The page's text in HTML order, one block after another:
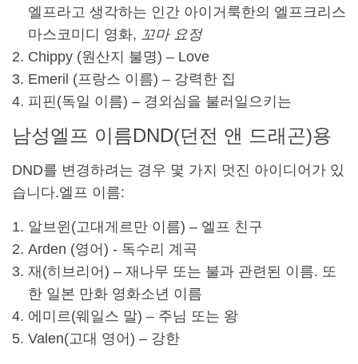
엘프라고 생각하는 인간 아이 거룩한의 엘프크리스
마스코미디 영화, 꼬마 요정
Chippy (원산지 불명) – Love
Emeril (프랑스 이름) – 강력한 집
피핀(독일 이름) – 경외심을 불러일으키는
남성엘프 이름DND(던전 앤 드래곤)용
DND를 변경하려는 경우 몇 가지 멋진 아이디어가 있
습니다.엘프 이름:
알브윈(고대 게르만 이름) – 엘프 친구
Arden (영어) - 독수리 계곡
재(히브리어) – 재나무 또는 불과 관련된 이름. 또
한 일본 만화 영화소년 이름
에미르(웨일스 말) – 주님 또는 왕
Valen(고대 영어) – 강한